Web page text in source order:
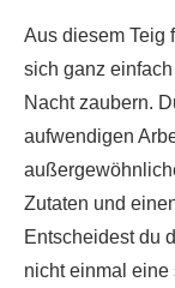
Aus diesem Teig
sich ganz
Nacht zaubern.
aufwendigen
Zutaten und
Entscheidest du
nicht einmal